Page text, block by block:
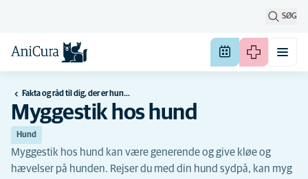
SØG
Fakta og råd til dig, der er hundeejer
Myggestik hos hund
Hund
Myggestik hos hund kan være generende og give kløe og
hævelser på hunden. Rejser du med din hund sydpå, kan myg